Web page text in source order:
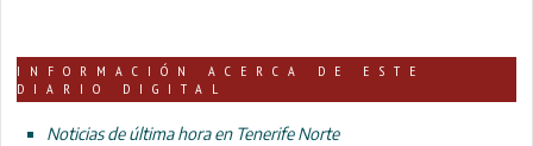
INFORMACIÓN ACERCA DE ESTE
DIARIO DIGITAL
Noticias de última hora en Tenerife Norte